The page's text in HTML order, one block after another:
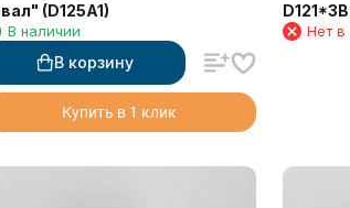
(D125A1)
В наличии
В корзину
Купить в 1 клик
D121*3B
Нет в